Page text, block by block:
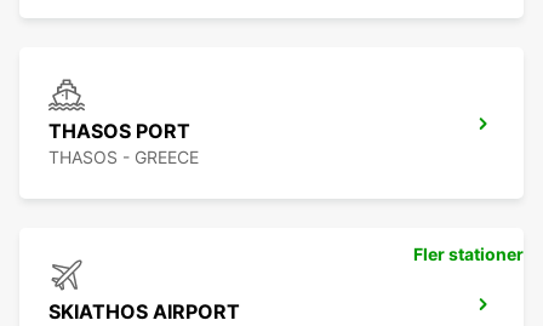
THASOS PORT
THASOS - GREECE
SKIATHOS AIRPORT
Fler stationer